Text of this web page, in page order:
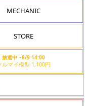
MECHANIC
STORE
抽選中 ~8/9 14:00
ツルマイ模型 1,100円